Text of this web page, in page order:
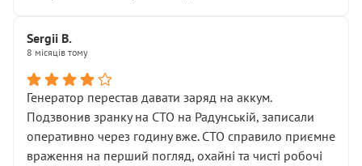
Sergii B.
8 місяців тому
Генератор перестав давати заряд на аккум.
Подзвонив зранку на СТО на Радунській, записали
оперативно через годину вже. СТО справило приємне
враження на перший погляд, охайні та чисті робочі